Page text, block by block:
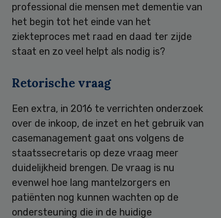
professional die mensen met dementie van
het begin tot het einde van het
ziekteproces met raad en daad ter zijde
staat en zo veel helpt als nodig is?
Retorische vraag
Een extra, in 2016 te verrichten onderzoek
over de inkoop, de inzet en het gebruik van
casemanagement gaat ons volgens de
staatssecretaris op deze vraag meer
duidelijkheid brengen. De vraag is nu
evenwel hoe lang mantelzorgers en
patiënten nog kunnen wachten op de
ondersteuning die in de huidige